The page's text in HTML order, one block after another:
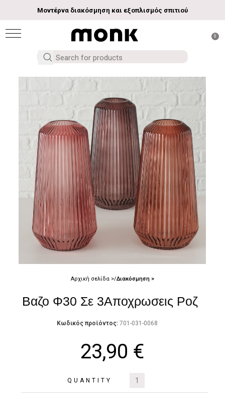
Μοντέρνα διακόσμηση και εξοπλισμός σπιτιού
0
Αρχική σελίδα Διακόσμηση
Βαζο Φ30 Σε 3Αποχρωσεις Ροζ
Κωδικός προϊόντος: 701-031-0068
23,90 €
QUANTITY